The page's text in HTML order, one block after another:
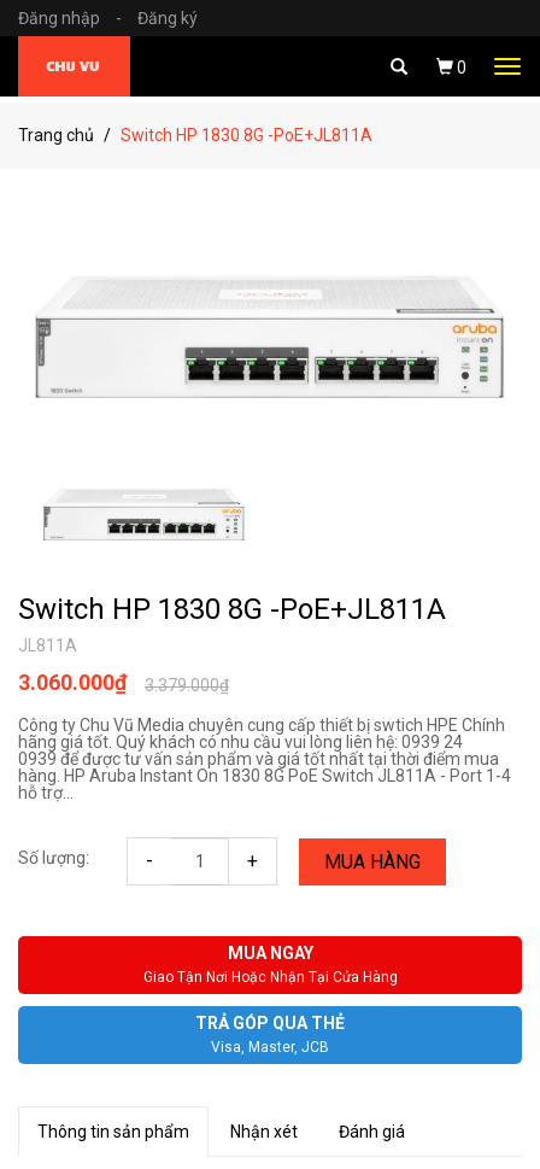
Đăng nhập - Đăng ký
0
Trang chủ Switch HP 1830 8G -PoE+JL811A
Switch HP 1830 8G -PoE+JL811A
JL811A
3.379.000₫
3.060.000₫
Công ty Chu Vũ Media chuyên cung cấp thiết bị swtich HPE Chính
hãng giá tốt. Quý khách có nhu cầu vui lòng liên hệ: 0939 24
0939 để được tư vấn sản phẩm và giá tốt nhất tại thời điểm mua
hàng. HP Aruba Instant On 1830 8G PoE Switch JL811A - Port 1-4
hỗ trợ...
Số lượng: - + MUA HÀNG
MUA NGAY
Giao Tận Nơi Hoặc Nhận Tại Cửa Hàng
TRẢ GÓP QUA THẺ
Visa, Master, JCB
Thông tin sản phẩm Nhận xét Đánh giá